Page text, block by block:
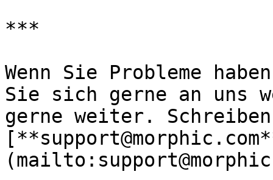
***
Wenn Sie Probleme
Sie sich gerne an uns
gerne weiter.